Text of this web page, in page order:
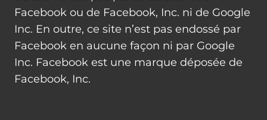
Facebook ou de Facebook, Inc. ni de Google
Inc. En outre, ce site n’est pas endossé par
Facebook en aucune façon ni par Google
Inc. Facebook est une marque déposée de
Facebook, Inc.